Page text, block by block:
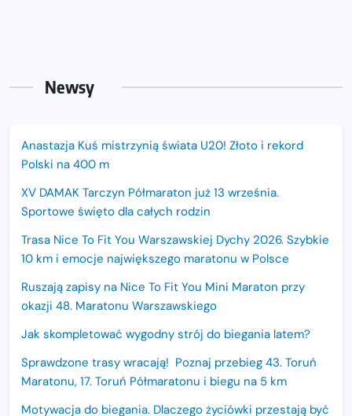
Newsy
Anastazja Kuś mistrzynią świata U20! Złoto i rekord
Polski na 400 m
XV DAMAK Tarczyn Półmaraton już 13 września.
Sportowe święto dla całych rodzin
Trasa Nice To Fit You Warszawskiej Dychy 2026. Szybkie
10 km i emocje największego maratonu w Polsce
Ruszają zapisy na Nice To Fit You Mini Maraton przy
okazji 48. Maratonu Warszawskiego
Jak skompletować wygodny strój do biegania latem?
Sprawdzone trasy wracają! Poznaj przebieg 43. Toruń
Maratonu, 17. Toruń Półmaratonu i biegu na 5 km
Motywacja do biegania. Dlaczego życiówki przestają być